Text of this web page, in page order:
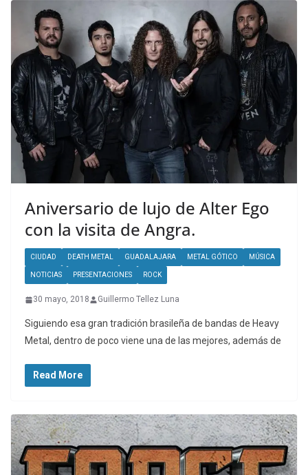
Aniversario de lujo de Alter Ego
con la visita de Angra.
CIUDAD DEATH METAL GUADALAJARA METAL GÓTICO MÚSICA
NOTICIAS PRESENTACIONES ROCK
30 mayo, 2018 Guillermo Tellez Luna
Siguiendo esa gran tradición brasileña de bandas de Heavy
Metal, dentro de poco viene una de las mejores, además de
Read More